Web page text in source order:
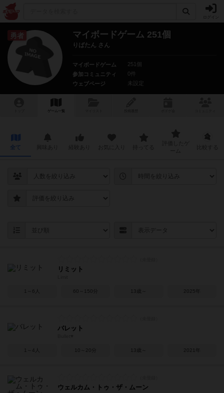
勇者 マイボードゲーム 251個
りばたん さん
マイボードゲーム
251個
参加コミュニティ
0件
ウェブページ
未設定
ゲーム一覧
全て
リミット
1～6人 60～150分 13歳～ 2025年
バレット
1～4人 10～20分 13歳～ 2021年
ウェルカム・トゥ・ザ・ムーン